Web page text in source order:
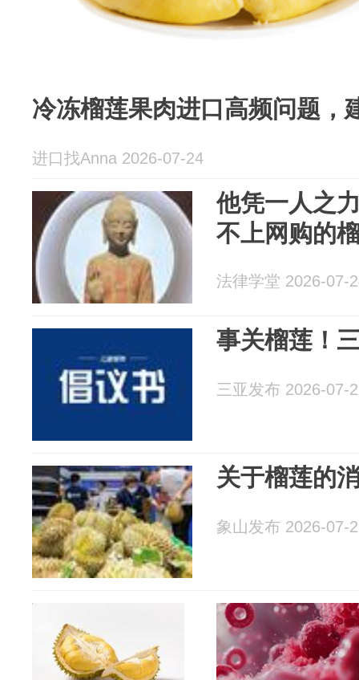
冷冻榴莲果肉进口高频问题，
进口找Anna 2026-07-24
他凭一人之
不上网购的
法律学堂 2026-07-
事关榴莲！
三亚发布 2026-07-
关于榴莲的
象山发布 2026-07-